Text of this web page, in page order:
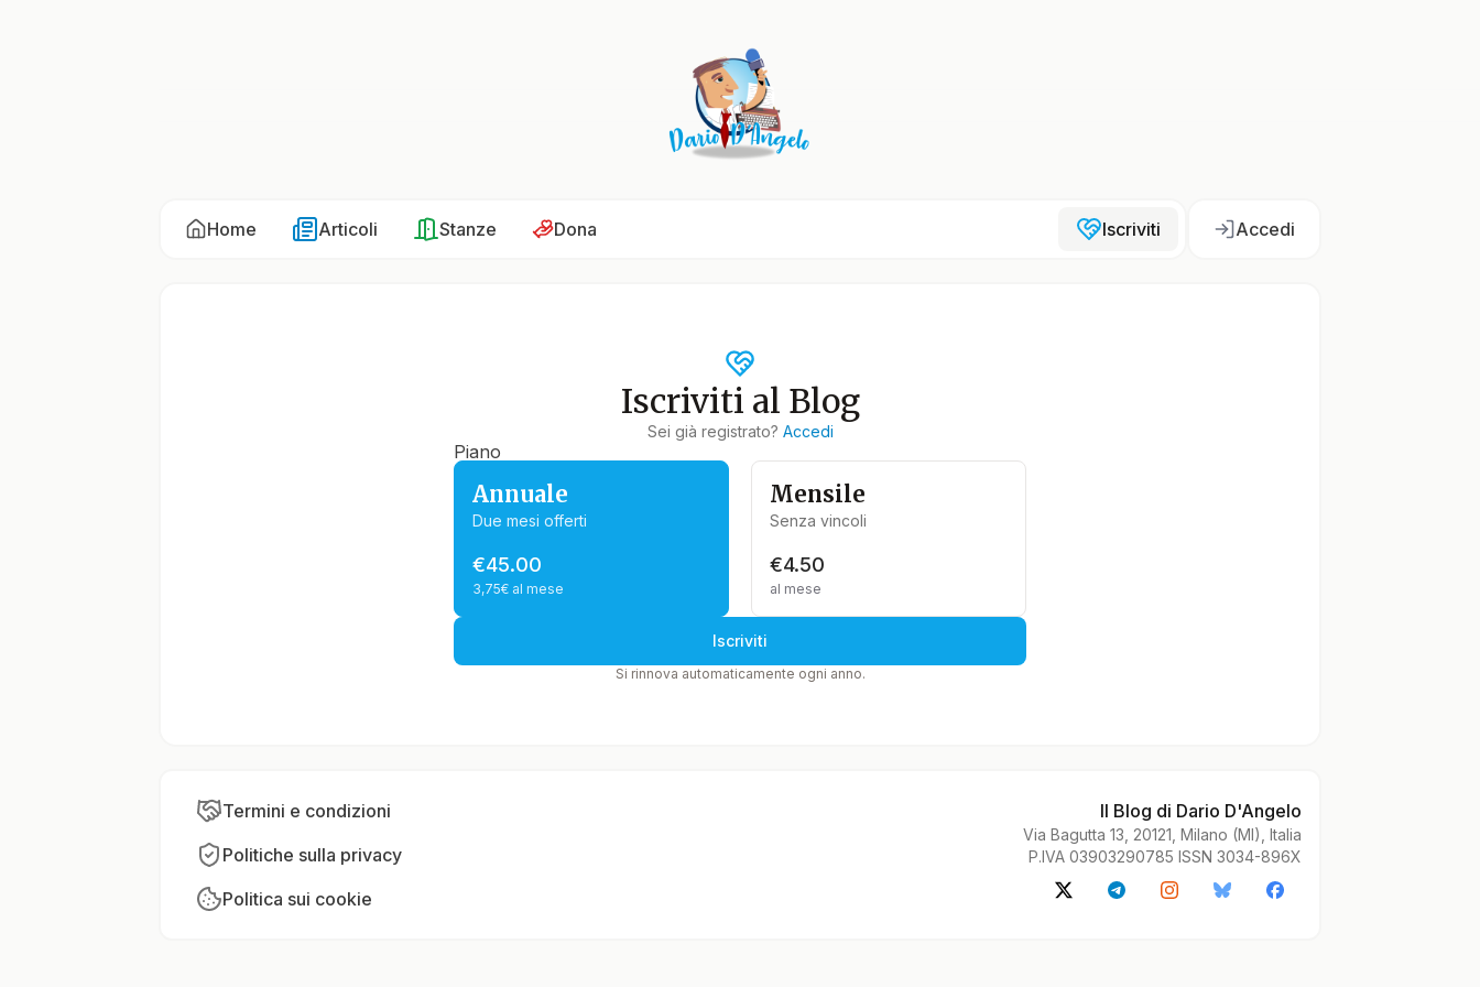
Home Articoli Stanze Dona Iscriviti Accedi
Iscriviti al Blog
Sei già registrato? Accedi
Piano
Annuale
Due mesi offerti
€45.00
3,75€ al mese
Mensile
Senza vincoli
€4.50
al mese
Iscriviti
Si rinnova automaticamente ogni anno.
Termini e condizioni
Politiche sulla privacy
Politica sui cookie
Il Blog di Dario D'Angelo
Via Bagutta 13, 20121, Milano (MI), Italia
P.IVA 03903290785 ISSN 3034-896X